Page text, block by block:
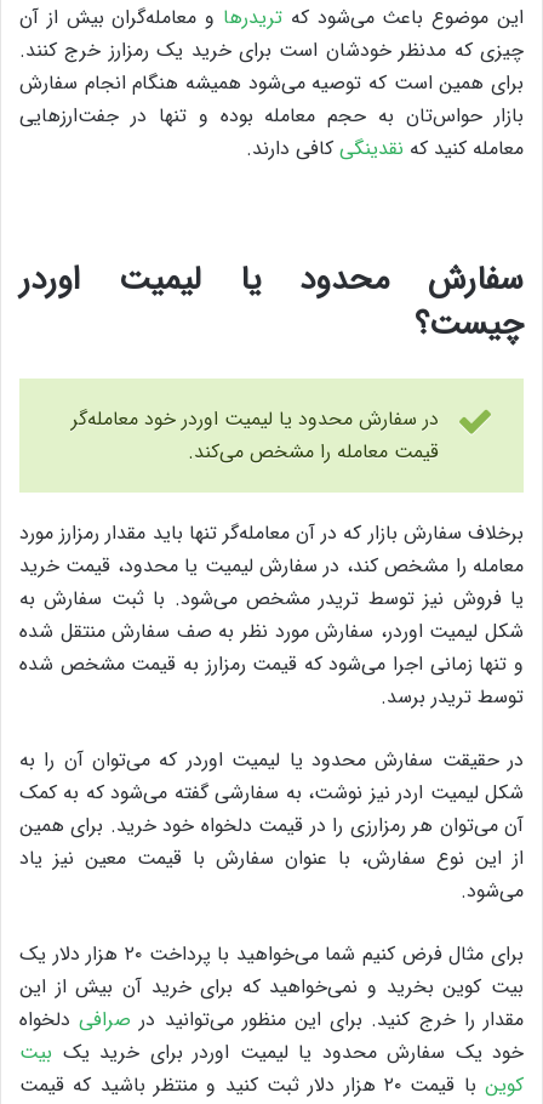
این موضوع باعث می‌شود که تریدرها و معامله‌گران بیش از آن
چیزی که مدنظر خودشان است برای خرید یک رمزارز خرج کنند.
برای همین است که توصیه می‌شود همیشه هنگام انجام سفارش
بازار حواس‌تان به حجم معامله بوده و تنها در جفت‌ارزهایی
معامله کنید که نقدینگی کافی دارند.
سفارش محدود یا لیمیت اوردر
چیست؟
در سفارش محدود یا لیمیت اوردر خود معامله‌گر
قیمت معامله را مشخص می‌کند.
برخلاف سفارش بازار که در آن معامله‌گر تنها باید مقدار رمزارز مورد
معامله را مشخص کند، در سفارش لیمیت یا محدود، قیمت خرید
یا فروش نیز توسط تریدر مشخص می‌شود. با ثبت سفارش به
شکل لیمیت اوردر، سفارش مورد نظر به صف سفارش منتقل شده
و تنها زمانی اجرا می‌شود که قیمت رمزارز به قیمت مشخص شده
توسط تریدر برسد.
در حقیقت سفارش محدود یا لیمیت اوردر که می‌توان آن را به
شکل لیمیت اردر نیز نوشت، به سفارشی گفته می‌شود که به کمک
آن می‌توان هر رمزارزی را در قیمت دلخواه خود خرید. برای همین
از این نوع سفارش، با عنوان سفارش با قیمت معین نیز یاد
می‌شود.
برای مثال فرض کنیم شما می‌خواهید با پرداخت ۲۰ هزار دلار یک
بیت کوین بخرید و نمی‌خواهید که برای خرید آن بیش از این
مقدار را خرج کنید. برای این منظور می‌توانید در صرافیدلخواه
خود یک سفارش محدود یا لیمیت اوردر برای خرید یک بیت
کوین
با قیمت ۲۰ هزار دلار ثبت کنید و منتظر باشید که قیمت